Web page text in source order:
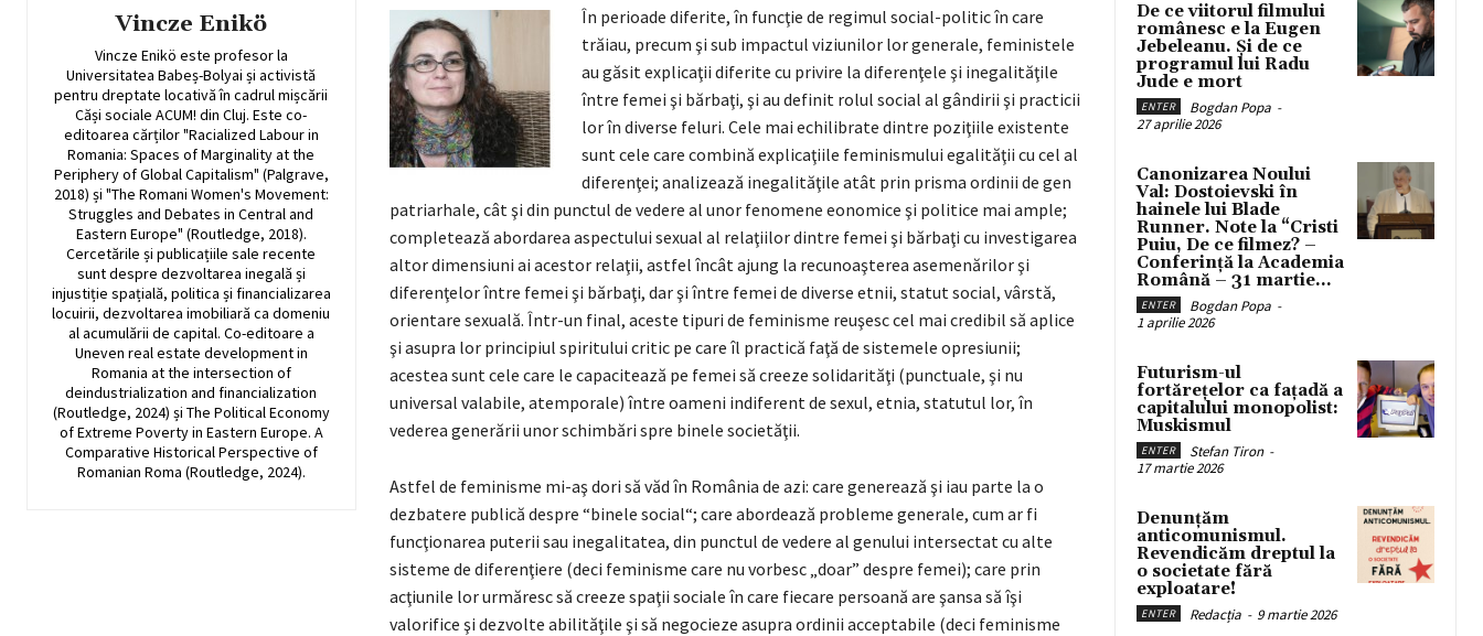
Vincze Enikö
Vincze Enikö este profesor la
Universitatea Babeș-Bolyai și activistă
pentru dreptate locativă în cadrul mișcării
Căși sociale ACUM! din Cluj. Este co-
editoarea cărților "Racialized Labour in
Romania: Spaces of Marginality at the
Periphery of Global Capitalism" (Palgrave,
2018) și "The Romani Women's Movement:
Struggles and Debates in Central and
Eastern Europe" (Routledge, 2018).
Cercetările și publicațiile sale recente
sunt despre dezvoltarea inegală și
injustiție spațială, politica și financializarea
locuirii, dezvoltarea imobiliară ca domeniu
al acumulării de capital. Co-editoare a
Uneven real estate development in
Romania at the intersection of
deindustrialization and financialization
(Routledge, 2024) și The Political Economy
of Extreme Poverty in Eastern Europe. A
Comparative Historical Perspective of
Romanian Roma (Routledge, 2024).
În perioade diferite, în funcţie de regimul social-politic în care
trăiau, precum şi sub impactul viziunilor lor generale, feministele
au găsit explicaţii diferite cu privire la diferenţele şi inegalităţile
între femei şi bărbaţi, şi au definit rolul social al gândirii şi practicii
lor în diverse feluri. Cele mai echilibrate dintre poziţiile existente
sunt cele care combină explicaţiile feminismului egalităţii cu cel al
diferenţei; analizează inegalităţile atât prin prisma ordinii de gen
patriarhale, cât şi din punctul de vedere al unor fenomene eonomice şi politice mai ample;
completează abordarea aspectului sexual al relaţiilor dintre femei şi bărbaţi cu investigarea
altor dimensiuni ai acestor relaţii, astfel încât ajung la recunoaşterea asemenărilor şi
diferenţelor între femei şi bărbaţi, dar şi între femei de diverse etnii, statut social, vârstă,
orientare sexuală. Într-un final, aceste tipuri de feminisme reuşesc cel mai credibil să aplice
şi asupra lor principiul spiritului critic pe care îl practică faţă de sistemele opresiunii;
acestea sunt cele care le capacitează pe femei să creeze solidarităţi (punctuale, şi nu
universal valabile, atemporale) între oameni indiferent de sexul, etnia, statutul lor, în
vederea generării unor schimbări spre binele societăţii.
Astfel de feminisme mi-aş dori să văd în România de azi: care generează şi iau parte la o
dezbatere publică despre “binele social“; care abordează probleme generale, cum ar fi
funcţionarea puterii sau inegalitatea, din punctul de vedere al genului intersectat cu alte
sisteme de diferenţiere (deci feminisme care nu vorbesc „doar” despre femei); care prin
acţiunile lor urmăresc să creeze spaţii sociale în care fiecare persoană are şansa să îşi
valorifice şi dezvolte abilităţile şi să negocieze asupra ordinii acceptabile (deci feminisme
De ce viitorul filmului
românesc e la Eugen
Jebeleanu. Și de ce
programul lui Radu
Jude e mort
ENTER Bogdan Popa -
27 aprilie 2026
Canonizarea Noului
Val: Dostoievski în
hainele lui Blade
Runner. Note la “Cristi
Puiu, De ce filmez? –
Conferință la Academia
Română – 31 martie...
ENTER Bogdan Popa -
1 aprilie 2026
Futurism-ul
fortărețelor ca fațadă a
capitalului monopolist:
Muskismul
ENTER Stefan Tiron -
17 martie 2026
Denunțăm
anticomunismul.
Revendicăm dreptul la
o societate fără
exploatare!
ENTER Redacția - 9 martie 2026